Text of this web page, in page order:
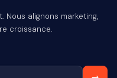
Nous alignons marketing,
croissance.